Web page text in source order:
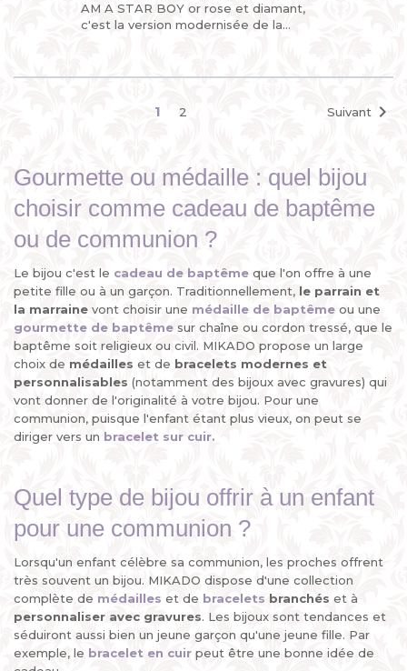
AM A STAR BOY or rose et diamant,
c'est la version modernisée de la
1 2 Suivant 
Gourmette ou médaille : quel bijou
choisir comme cadeau de baptême
ou de communion ?
Le bijou c'est le cadeau de baptême que l'on offre à une
petite fille ou à un garçon. Traditionnellement, le parrain et
la marraine vont choisir une médaille de baptême ou une
gourmette de baptême sur chaîne ou cordon tressé, que le
baptême soit religieux ou civil. MIKADO propose un large
choix de médailles et de bracelets modernes et
personnalisables (notamment des bijoux avec gravures) qui
vont donner de l'originalité à votre bijou. Pour une
communion, puisque l'enfant étant plus vieux, on peut se
diriger vers un bracelet sur cuir.
Quel type de bijou offrir à un enfant
pour une communion ?
Lorsqu'un enfant célèbre sa communion, les proches offrent
très souvent un bijou. MIKADO dispose d'une collection
complète de médailles et de bracelets branchés et à
personnaliser avec gravures. Les bijoux sont tendances et
séduiront aussi bien un jeune garçon qu'une jeune fille. Par
exemple, le bracelet en cuir peut être une bonne idée de